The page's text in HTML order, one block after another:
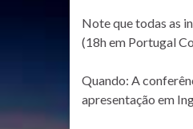
Note que todas as
(18h em Portugal
Quando: A
apresentação em